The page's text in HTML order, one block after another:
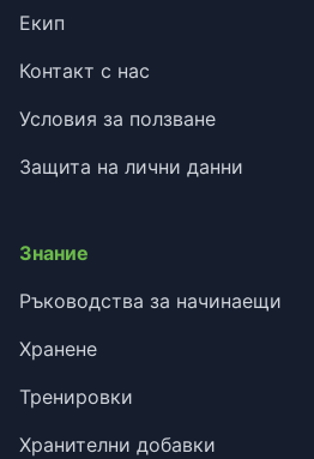
Екип
Контакт с нас
Условия за ползване
Защита на лични данни
Знание
Ръководства за начинаещи
Хранене
Тренировки
Хранителни добавки